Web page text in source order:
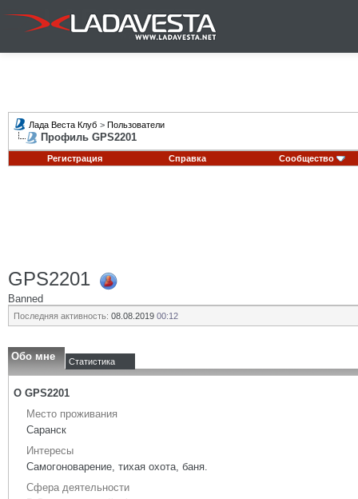
Лада Веста Клуб > Пользователи
Профиль GPS2201
Регистрация Справка Сообщество
GPS2201
Banned
Последняя активность: 08.08.2019 00:12
Обо мне Статистика
О GPS2201
Место проживания
Саранск
Интересы
Самогоноварение, тихая охота, баня.
Сфера деятельности